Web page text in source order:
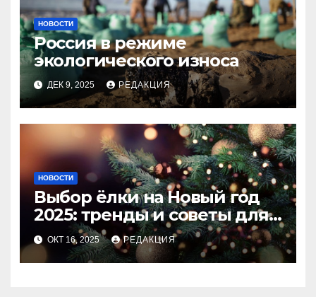
НОВОСТИ
Россия в режиме
экологического износа
ДЕК 9, 2025 РЕДАКЦИЯ
НОВОСТИ
Выбор ёлки на Новый год
2025: тренды и советы для
идеального праздника
ОКТ 16, 2025 РЕДАКЦИЯ